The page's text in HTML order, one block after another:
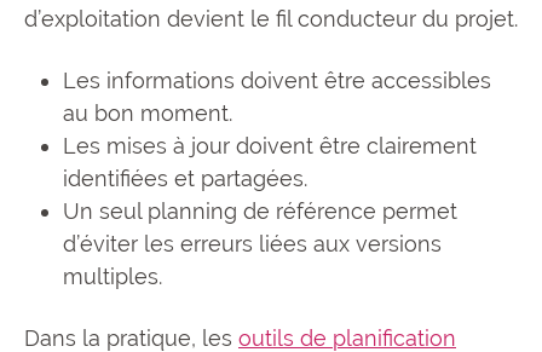
d’exploitation devient le fil conducteur du projet.
Les informations doivent être accessibles
au bon moment.
Les mises à jour doivent être clairement
identifiées et partagées.
Un seul planning de référence permet
d’éviter les erreurs liées aux versions
multiples.
Dans la pratique, les outils de planification